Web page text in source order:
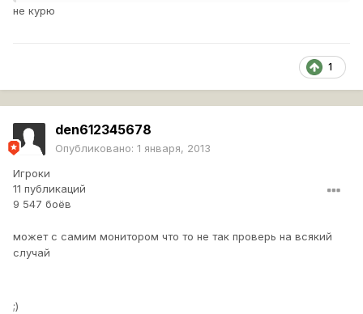
не курю
1
den612345678
Опубликовано: 1 января, 2013
Игроки
11 публикаций
9 547 боёв
может с самим монитором что то не так проверь на всякий
случай
;)